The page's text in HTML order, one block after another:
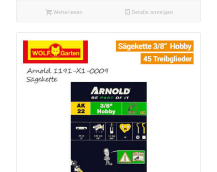
Weiterlesen Details anzeigen